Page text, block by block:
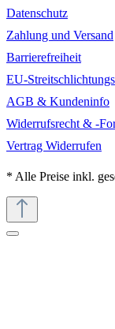
Datenschutz
Zahlung und Versand
Barrierefreiheit
EU-
AGB & Kundeninfo
Widerrufsrecht & -
Vertrag Widerrufen
* Alle Preise inkl.